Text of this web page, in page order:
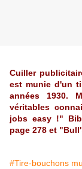
Cuiller
est munie d'un
années 1930.
véritables
jobs easy !"
page 278 et
#Tire-bouchons